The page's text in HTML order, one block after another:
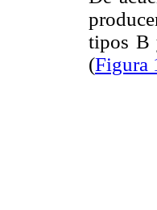
tipos B
(Figura